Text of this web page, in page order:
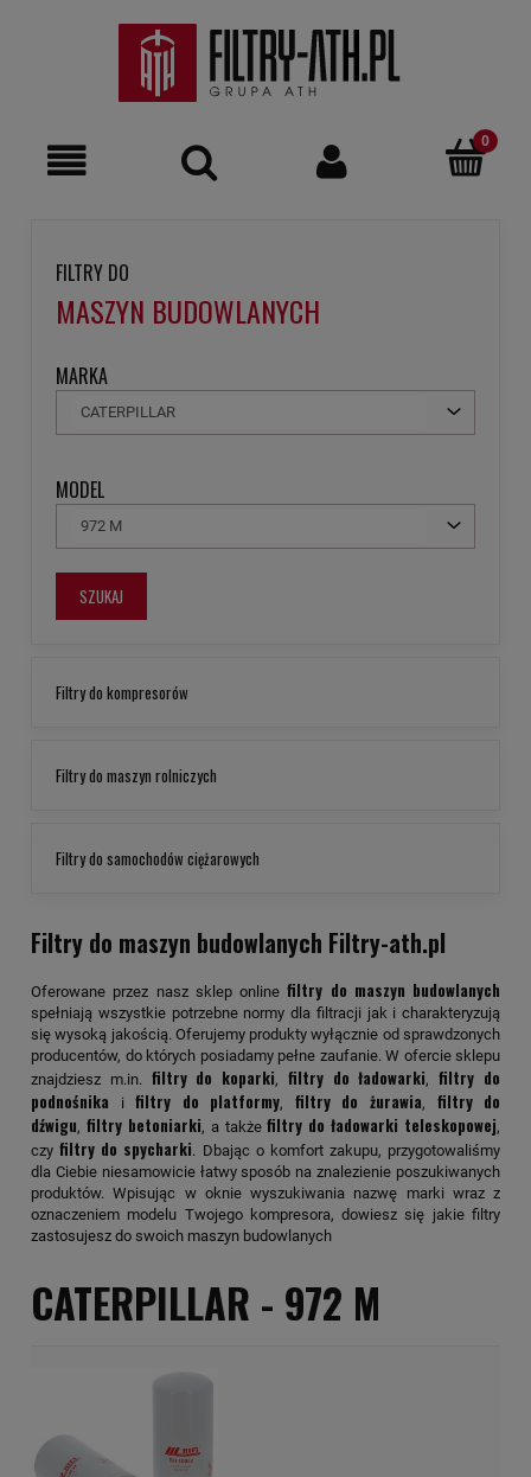
FILTRY DO
MASZYN BUDOWLANYCH
MARKA
CATERPILLAR
MODEL
972 M
SZUKAJ
Filtry do kompresorów
Filtry do maszyn rolniczych
Filtry do samochodów ciężarowych
Filtry do maszyn budowlanych Filtry-ath.pl
Oferowane przez nasz sklep onlinefiltry do maszyn budowlanych
spełniają wszystkie potrzebne normy dla filtracji jak i charakteryzują
się wysoką jakością. Oferujemy produkty wyłącznie od sprawdzonych
producentów, do których posiadamy pełne zaufanie. W ofercie sklepu
znajdziesz m.in. filtry do koparki, filtry do ładowarki,filtry do
podnośnika ifiltry do platformy, filtry do żurawia, filtry do
dźwigu, filtry betoniarki, a takżefiltry do ładowarki teleskopowej,
czyfiltry do spycharki. Dbając o komfort zakupu, przygotowaliśmy
dla Ciebie niesamowicie łatwy sposób na znalezienie poszukiwanych
produktów. Wpisując w oknie wyszukiwania nazwę marki wraz z
oznaczeniem modelu Twojego kompresora, dowiesz się jakie filtry
zastosujesz do swoich maszyn budowlanych
CATERPILLAR - 972 M